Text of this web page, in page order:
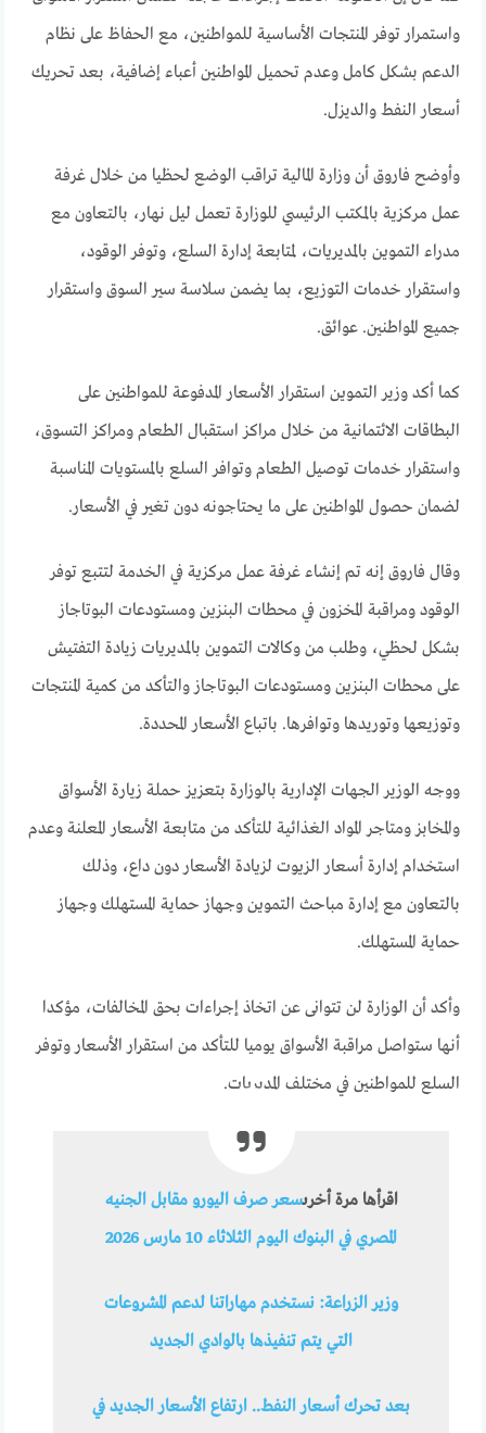
واستمرار توفر المنتجات الأساسية للمواطنين، مع الحفاظ على نظام
الدعم بشكل كامل وعدم تحميل المواطنين أعباء إضافية، بعد تحريك
أسعار النفط والديزل.
وأوضح فاروق أن وزارة المالية تراقب الوضع لحظيا من خلال غرفة
عمل مركزية بالمكتب الرئيسي للوزارة تعمل ليل نهار، بالتعاون مع
مدراء التموين بالمديريات، لمتابعة إدارة السلع، وتوفر الوقود،
واستقرار خدمات التوزيع، بما يضمن سلاسة سير السوق واستقرار
جميع المواطنين. عوائق.
كما أكد وزير التموين استقرار الأسعار المدفوعة للمواطنين على
البطاقات الائتمانية من خلال مراكز استقبال الطعام ومراكز التسوق،
واستقرار خدمات توصيل الطعام وتوافر السلع بالمستويات المناسبة
لضمان حصول المواطنين على ما يحتاجونه دون تغير في الأسعار.
وقال فاروق إنه تم إنشاء غرفة عمل مركزية في الخدمة لتتبع توفر
الوقود ومراقبة المخزون في محطات البنزين ومستودعات البوتاجاز
بشكل لحظي، وطلب من وكالات التموين بالمديريات زيادة التفتيش
على محطات البنزين ومستودعات البوتاجاز والتأكد من كمية المنتجات
وتوزيعها وتوريدها وتوافرها. باتباع الأسعار المحددة.
ووجه الوزير الجهات الإدارية بالوزارة بتعزيز حملة زيارة الأسواق
والمخابز ومتاجر المواد الغذائية للتأكد من متابعة الأسعار المعلنة وعدم
استخدام إدارة أسعار الزيوت لزيادة الأسعار دون داع، وذلك
بالتعاون مع إدارة مباحث التموين وجهاز حماية المستهلك وجهاز
حماية المستهلك.
وأكد أن الوزارة لن تتوانى عن اتخاذ إجراءات بحق المخالفات، مؤكدا
أنها ستواصل مراقبة الأسواق يوميا للتأكد من استقرار الأسعار وتوفر
السلع للمواطنين في مختلف المديريات.
اقرأها مرة أخرىسعر صرف اليورو مقابل الجنيه
المصري في البنوك اليوم الثلاثاء 10 مارس 2026
وزير الزراعة: نستخدم مهاراتنا لدعم المشروعات
التي يتم تنفيذها بالوادي الجديد
بعد تحرك أسعار النفط.. ارتفاع الأسعار الجديد في